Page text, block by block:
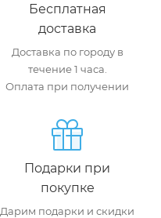
Бесплатная
доставка
Доставка по городу в
течение 1 часа.
Оплата при получении
Подарки при
покупке
Дарим подарки и скидки